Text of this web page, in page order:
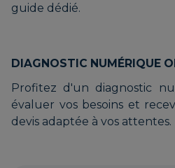
guide dédié.
DIAGNOSTIC NUMÉRIQUE
Profitez d'un diagnostic
évaluer vos besoins et
devis adaptée à vos attentes.